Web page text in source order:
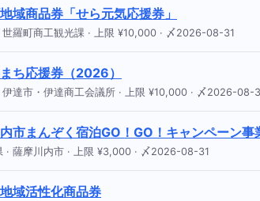
域商品券「せら元気応援券」
世羅町商工観光課 · 上限 ¥10,000 · 〆2026-08-31
ち応援券（2026）
伊達市・伊達商工会議所 · 上限 ¥10,000 · 〆2026-08-
市まんぞく宿泊GO！GO！キャンペーン事
· 薩摩川内市 · 上限 ¥3,000 · 〆2026-08-31
域活性化商品券